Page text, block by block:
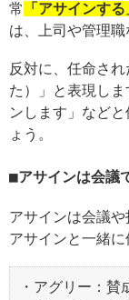
常
「アサインす
は、上司や管理職
反対に、任命さ
た）」と表現し
ンします」など
ょう。
アサインは会議
アサインは会議や
アサインと一緒に
・アグリー：賛